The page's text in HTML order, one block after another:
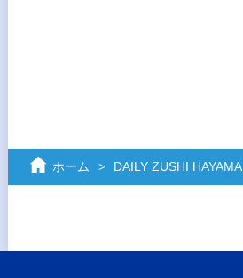
ホーム DAILY ZUSHI HAYAMA